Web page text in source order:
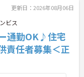
更新日：2026年08月06日
ビス
通勤OK♪住宅
責任者募集＜正